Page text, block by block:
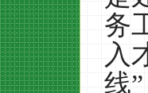
务
入
线